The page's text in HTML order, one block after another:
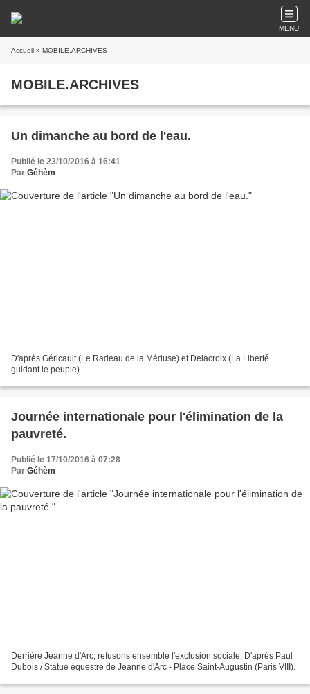
MENU
Accueil » MOBILE.ARCHIVES
MOBILE.ARCHIVES
Un dimanche au bord de l'eau.
Publié le 23/10/2016 à 16:41
Par Géhèm
D'après Géricault (Le Radeau de la Méduse) et Delacroix (La Liberté
guidant le peuple).
Journée internationale pour l'élimination de la
pauvreté.
Publié le 17/10/2016 à 07:28
Par Géhèm
Derrière Jeanne d'Arc, refusons ensemble l'exclusion sociale. D'après Paul
Dubois / Statue équestre de Jeanne d'Arc - Place Saint-Augustin (Paris VIII).